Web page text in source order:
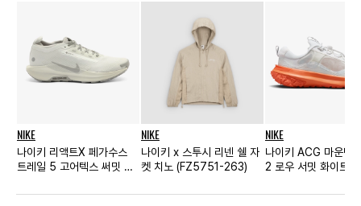
NIKE
나이키 리액트X 페가수스
트레일 5 고어텍스 써밋 화
NIKE
나이키 x 스투시 리넨 쉘 자
켓 치노 (FZ5751-263)
NIKE
나이키 ACG 마운틴
2 로우 서밋 화이트